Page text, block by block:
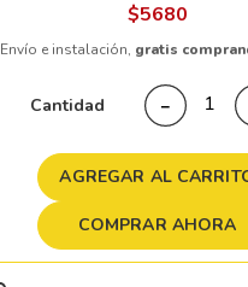
$5680
Envío e instalación, gratis
Cantidad －
AGREGAR AL
COMPRAR AHORA